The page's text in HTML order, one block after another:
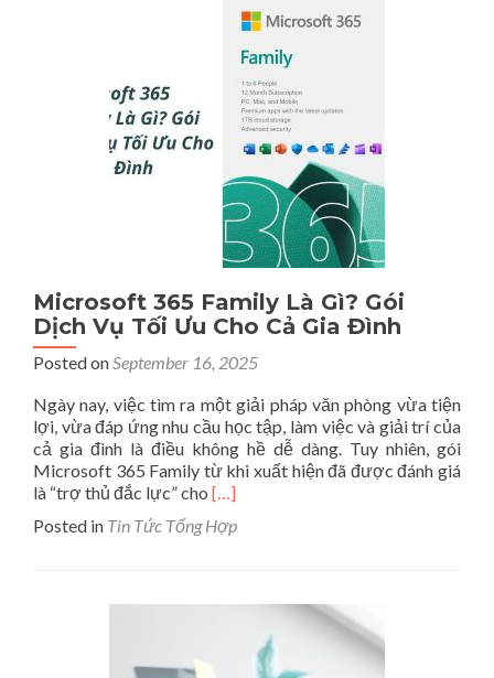
Youtube
Bị
Chóng
Nhất
Microsoft 365 Family Là Gì? Gói
Dịch Vụ Tối Ưu Cho Cả Gia Đình
Posted onSeptember 16, 2025
Ngày nay, việc tìm ra một giải pháp văn phòng vừa tiện
lợi, vừa đáp ứng nhu cầu học tập, làm việc và giải trí của
cả gia đình là điều không hề dễ dàng. Tuy nhiên, gói
Microsoft 365 Family từ khi xuất hiện đã được đánh giá
là “trợ thủ đắc lực” cho Read
about
Family
[…]
Posted in Tin Tức Tổng Hợp